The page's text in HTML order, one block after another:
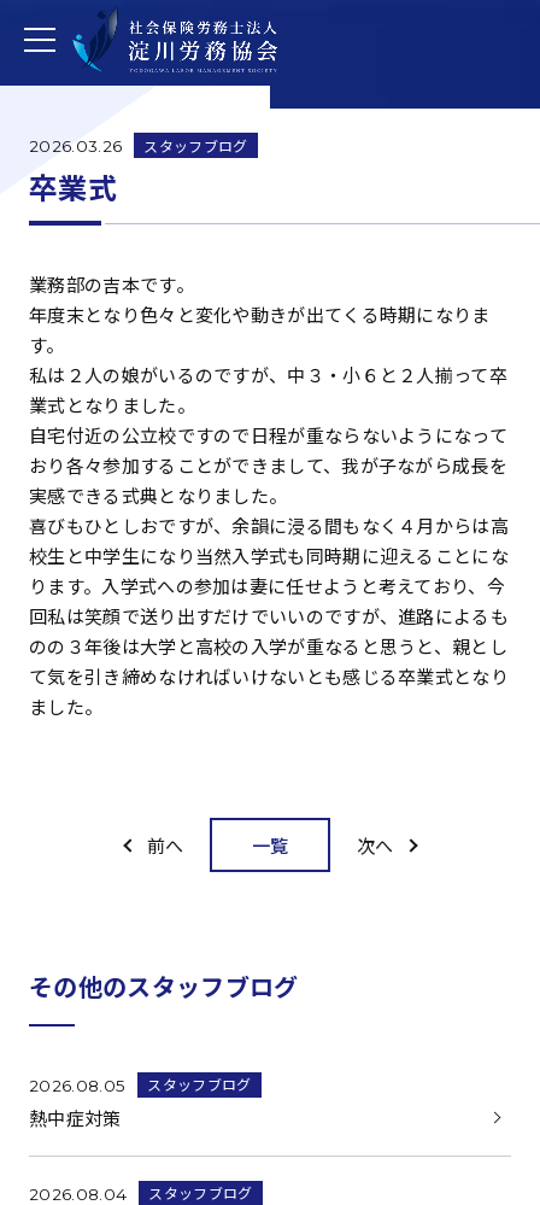
2026.03.26 スタッフブログ
卒業式
業務部の吉本です。
年度末となり色々と変化や動きが出てくる時期になりま
す。
私は２人の娘がいるのですが、中３・小６と２人揃って卒
業式となりました。
自宅付近の公立校ですので日程が重ならないようになって
おり各々参加することができまして、我が子ながら成長を
実感できる式典となりました。
喜びもひとしおですが、余韻に浸る間もなく４月からは高
校生と中学生になり当然入学式も同時期に迎えることにな
ります。入学式への参加は妻に任せようと考えており、今
回私は笑顔で送り出すだけでいいのですが、進路によるも
のの３年後は大学と高校の入学が重なると思うと、親とし
て気を引き締めなければいけないとも感じる卒業式となり
ました。
前へ 一覧 次へ
その他のスタッフブログ
2026.08.05 スタッフブログ
熱中症対策
2026.08.04 スタッフブログ